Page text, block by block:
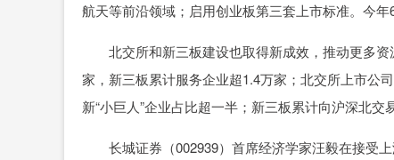
航天等前沿领域；启用创业板第三套上市标准。今年
北交所和新三板建设也取得新成效，推动更多资
家，新三板累计服务企业超1.4万家；北交所上市公
新“小巨人”企业占比超一半；新三板累计向沪深北交
长城证券（002939）首席经济学家汪毅在接受上